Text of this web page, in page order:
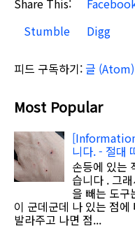
Share This:
Stumble
Digg
피드 구독하기:글 (Atom)
Most Popular
니다. - 절대
손등에 있는
습니다 . 그
을 빼는 도구
이 군데군데 나 있는 점
발라주고 나면 점...